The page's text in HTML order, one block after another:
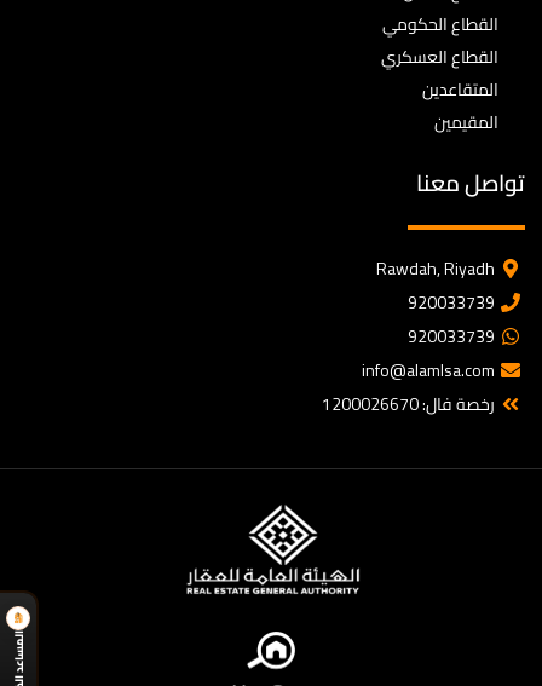
القطاع الحكومي
القطاع العسكري
المتقاعدين
المقيمين
تواصل معنا
Rawdah, Riyadh
920033739
920033739
info@alamlsa.com
رخصة فال: 1200026670
المساعد الذكي